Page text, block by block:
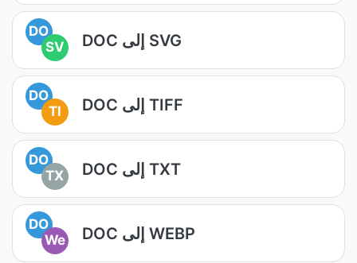
DO
SV
DOC إلى SVG
DO
TI
DOC إلى TIFF
DO
TX
DOC إلى TXT
DO
We
DOC إلى WEBP